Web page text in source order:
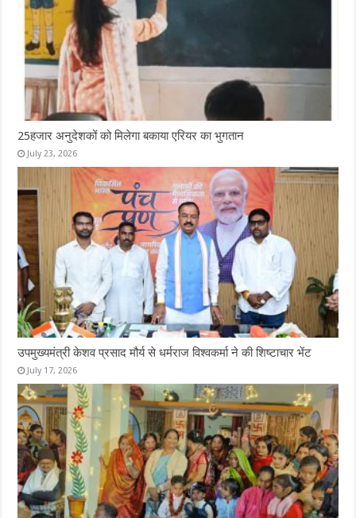
25हजार अनुदेशकों को मिलेगा बकाया एरियर का भुगतान
July 23, 2026
उपमुख्यमंत्री केशव प्रसाद मौर्य से धर्मराज विश्वकर्मा ने की शिष्टाचार भेंट
July 17, 2026